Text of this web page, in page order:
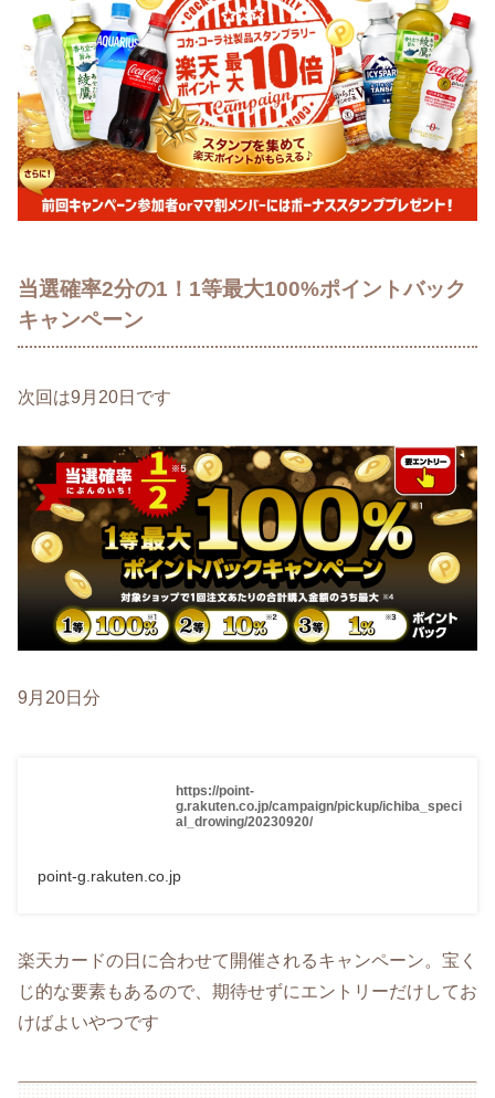
当選確率2分の1！1等最大100%ポイントバック
キャンペーン
次回は9月20日です
9月20日分
https://point-
g.rakuten.co.jp/campaign/pickup/ichiba_speci
al_drowing/20230920/
point-g.rakuten.co.jp
楽天カードの日に合わせて開催されるキャンペーン。宝く
じ的な要素もあるので、期待せずにエントリーだけしてお
けばよいやつです